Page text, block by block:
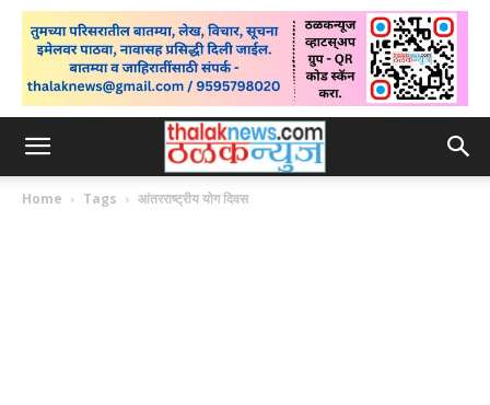
Home Tags आंतरराष्ट्रीय योग दिवस